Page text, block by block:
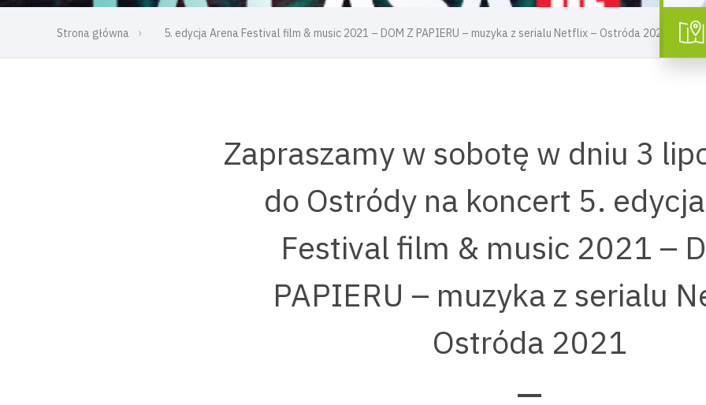
Strona główna 5. edycja Arena Festival film & music 2021 – DOM Z PAPIERU – muzyka z serialu Netflix – Ostróda 2021
Zapraszamy w sobotę w dniu 3
do Ostródy na koncert 5.
Festival film & music 2021 –
PAPIERU – muzyka z serialu
Ostróda 2021